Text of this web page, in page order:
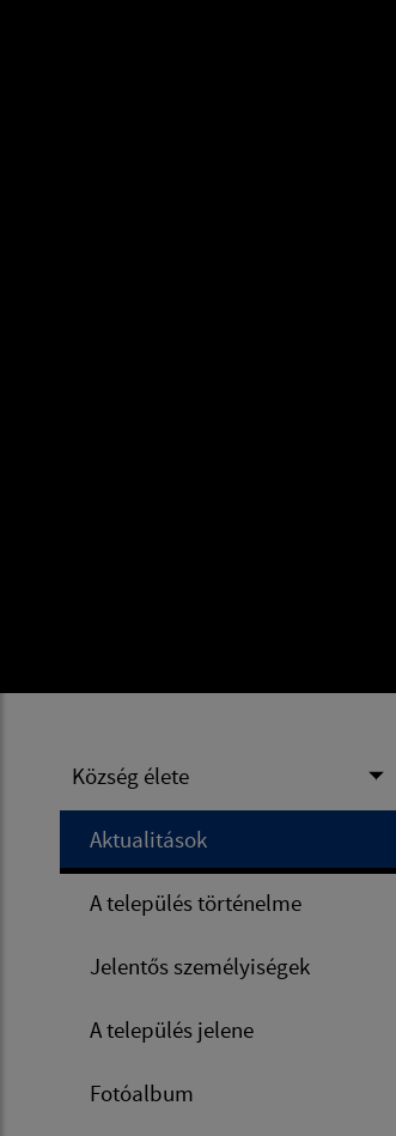
Község élete
Aktualitások
A település történelme
Jelentős személyiségek
A település jelene
Fotóalbum